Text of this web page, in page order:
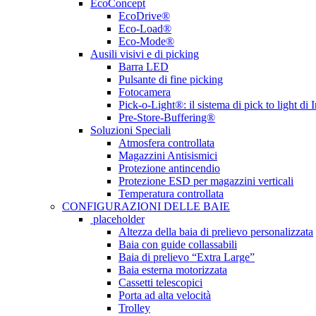
EcoConcept
EcoDrive®
Eco-Load®
Eco-Mode®
Ausili visivi e di picking
Barra LED
Pulsante di fine picking
Fotocamera
Pick-o-Light®: il sistema di pick to light di
Pre-Store-Buffering®
Soluzioni Speciali
Atmosfera controllata
Magazzini Antisismici
Protezione antincendio
Protezione ESD per magazzini verticali
Temperatura controllata
CONFIGURAZIONI DELLE BAIE
placeholder
Altezza della baia di prelievo personalizzata
Baia con guide collassabili
Baia di prelievo “Extra Large”
Baia esterna motorizzata
Cassetti telescopici
Porta ad alta velocità
Trolley